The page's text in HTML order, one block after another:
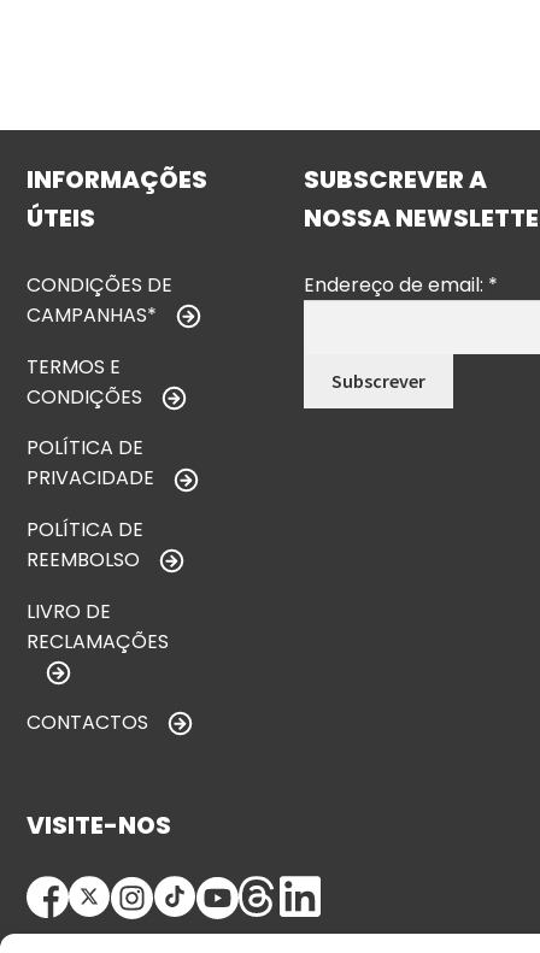
INFORMAÇÕES
ÚTEIS
CONDIÇÕES DE
CAMPANHAS*
TERMOS E
CONDIÇÕES
POLÍTICA DE
PRIVACIDADE
POLÍTICA DE
REEMBOLSO
LIVRO DE
RECLAMAÇÕES
CONTACTOS
SUBSCREVER A
NOSSA
Endereço de email: *
VISITE-NOS